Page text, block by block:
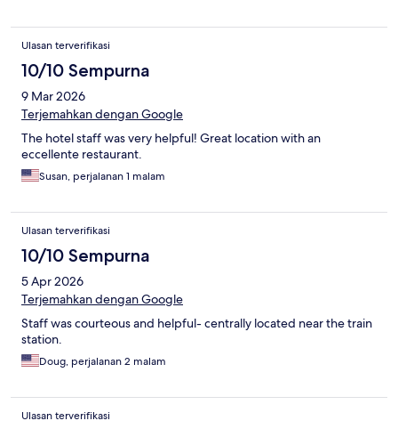
Ulasan terverifikasi
10/10 Sempurna
9 Mar 2026
Terjemahkan dengan Google
The hotel staff was very helpful! Great location with an
eccellente restaurant.
Susan, perjalanan 1 malam
Ulasan terverifikasi
10/10 Sempurna
5 Apr 2026
Terjemahkan dengan Google
Staff was courteous and helpful- centrally located near the train
station.
Doug, perjalanan 2 malam
Ulasan terverifikasi